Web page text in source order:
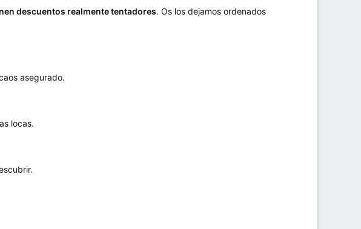
descuentos realmente tentadores. Os los dejamos ordenados
asegurado.
locas.